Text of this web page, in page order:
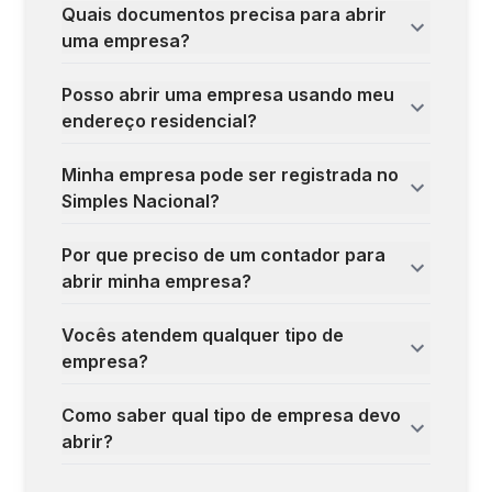
Quais documentos precisa para abrir
uma empresa?
Posso abrir uma empresa usando meu
endereço residencial?
Minha empresa pode ser registrada no
Simples Nacional?
Por que preciso de um contador para
abrir minha empresa?
Vocês atendem qualquer tipo de
empresa?
Como saber qual tipo de empresa devo
abrir?